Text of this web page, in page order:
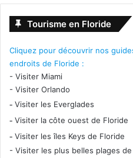
Tourisme en Floride
Cliquez pour découvrir nos
endroits de Floride :
- Visiter Miami
- Visiter Orlando
- Visiter les Everglades
- Visiter la côte ouest de Floride
- Visiter les îles Keys de Floride
- Visiter les plus belles plages